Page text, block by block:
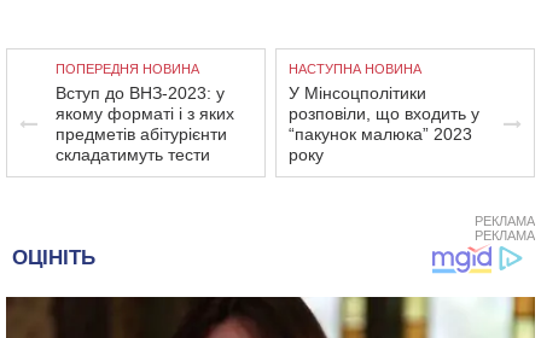
ПОПЕРЕДНЯ НОВИНА
Вступ до ВНЗ-2023: у
якому форматі і з яких
предметів абітурієнти
складатимуть тести
НАСТУПНА НОВИНА
У Мінсоцполітики
розповіли, що входить у
“пакунок малюка” 2023
року
РЕКЛАМА
РЕКЛАМА